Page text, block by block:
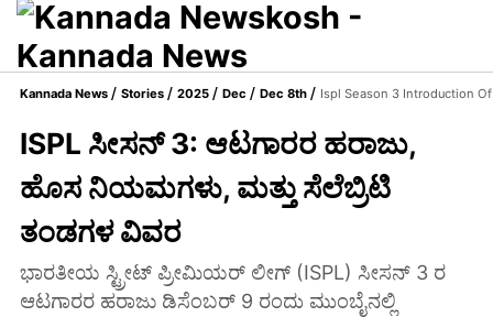
Kannada News Stories 2025 Dec Dec 8th Ispl Season 3 Introduction
ISPL ಸೀಸನ್ 3: ಆಟಗಾರರ ಹರಾಜು,
ಹೊಸ ನಿಯಮಗಳು, ಮತ್ತು ಸೆಲೆಬ್ರಿಟಿ
ತಂಡಗಳ ವಿವರ
ಭಾರತೀಯ ಸ್ಟ್ರೀಟ್ ಪ್ರೀಮಿಯರ್ ಲೀಗ್ (ISPL) ಸೀಸನ್ 3 ರ
ಆಟಗಾರರ ಹರಾಜು ಡಿಸೆಂಬರ್ 9 ರಂದು ಮುಂಬೈನಲ್ಲಿ